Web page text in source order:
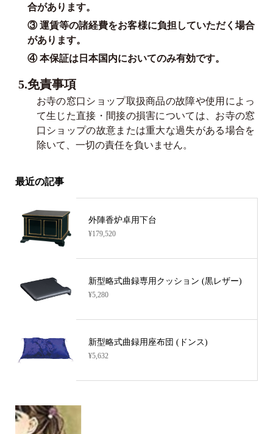
合があります。
③ 運賃等の諸経費をお客様に負担していただく場合
があります。
④ 本保証は日本国内においてのみ有効です。
5.免責事項
お寺の窓口ショップ取扱商品の故障や使用によっ
て生じた直接・間接の損害については、お寺の窓
口ショップの故意または重大な過失がある場合を
除いて、一切の責任を負いません。
最近の記事
外陣香炉卓用下台
¥179,520
新型略式曲録専用クッション (黒レザー)
¥5,280
新型略式曲録用座布団 (ドンス)
¥5,632